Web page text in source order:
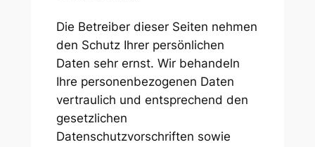
Die Betreiber dieser Seiten nehmen
den Schutz Ihrer persönlichen
Daten sehr ernst. Wir behandeln
Ihre personenbezogenen Daten
vertraulich und entsprechend den
gesetzlichen
Datenschutzvorschriften sowie